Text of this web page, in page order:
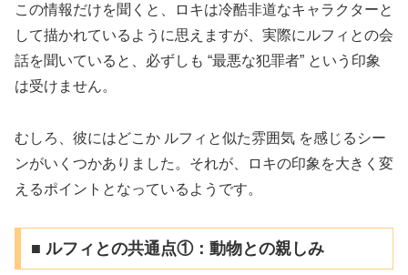
この情報だけを聞くと、ロキは冷酷非道なキャラクターと
して描かれているように思えますが、実際にルフィとの会
話を聞いていると、必ずしも “最悪な犯罪者” という印象
は受けません。
むしろ、彼にはどこか ルフィと似た雰囲気 を感じるシー
ンがいくつかありました。それが、ロキの印象を大きく変
えるポイントとなっているようです。
■ ルフィとの共通点①：動物との親しみ